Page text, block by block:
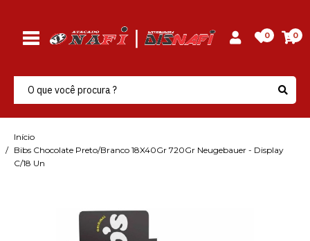
0 0
Início
Bibs Chocolate Preto/Branco 18X40Gr 720Gr Neugebauer - Display
C/18 Un